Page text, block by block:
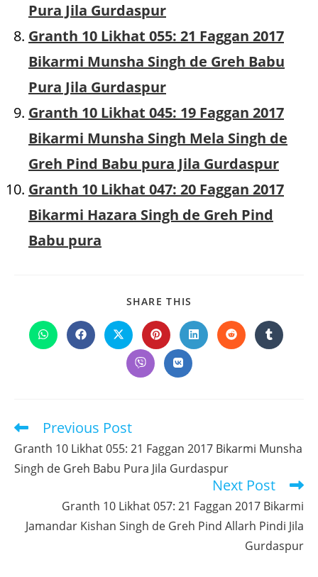
Pura Jila Gurdaspur
Granth 10 Likhat 055: 21 Faggan 2017
Bikarmi Munsha Singh de Greh Babu
Pura Jila Gurdaspur
Granth 10 Likhat 045: 19 Faggan 2017
Bikarmi Munsha Singh Mela Singh de
Greh Pind Babu pura Jila Gurdaspur
Granth 10 Likhat 047: 20 Faggan 2017
Bikarmi Hazara Singh de Greh Pind
Babu pura
SHARE THIS
CONTENT
Opens
in
Opens
in
Opens
in
new
window
Opens
in
new
window
Opens
in
Opens
in
Opens
in
Opens
in
Opens
in
Read
articles
Previous Post
Granth 10 Likhat 055: 21 Faggan 2017 Bikarmi Munsha
Singh de Greh Babu Pura Jila Gurdaspur
Next Post
Granth 10 Likhat 057: 21 Faggan 2017 Bikarmi
Jamandar Kishan Singh de Greh Pind Allarh Pindi Jila
Gurdaspur